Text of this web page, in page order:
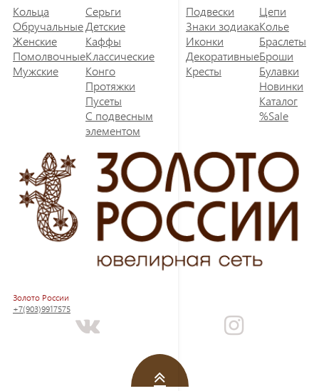
Кольца
Обручальные
Женские
Помолвочные
Мужские
Серьги
Детские
Каффы
Классические
Конго
Протяжки
Пусеты
С подвесным
элементом
Подвески
Знаки зодиака
Иконки
Декоративные
Кресты
Цепи
Колье
Браслеты
Броши
Булавки
Новинки
Каталог
%Sale
Золото России
+7(903)9917575